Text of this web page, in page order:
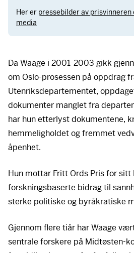
Her er pressebilder av
media
Da Waage i 2001-2003 gikk
om Oslo-prosessen på oppdrag
Utenriksdepartementet,
dokumenter manglet fra
har hun etterlyst dokumentene,
hemmeligholdet og fremmet
åpenhet.
Hun mottar Fritt Ords Pris for sitt
forskningsbaserte bidrag til
sterke politiske og byråkratiske
Gjennom flere tiår har Waage
sentrale forskere på Midtøsten-